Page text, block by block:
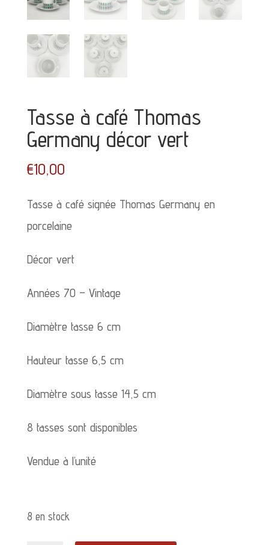
Tasse à café Thomas
Germany décor vert
€10,00
Tasse à café signée Thomas Germany en
porcelaine
Décor vert
Années 70 – Vintage
Diamètre tasse 6 cm
Hauteur tasse 6,5 cm
Diamètre sous tasse 14,5 cm
8 tasses sont disponibles
Vendue à l’unité
8 en stock